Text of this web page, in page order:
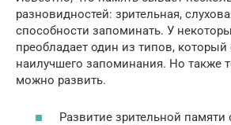
разновидностей: зрительная,
способности запоминать. У
преобладает один из типов, который
наилучшего запоминания. Но также
можно развить.
Развитие зрительной памяти